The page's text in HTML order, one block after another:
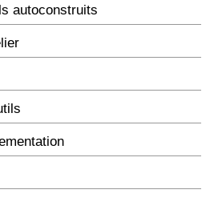
autoconstruits